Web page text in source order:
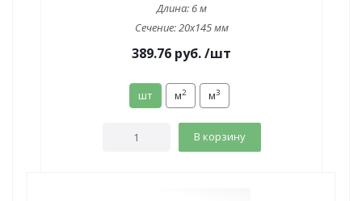
Длина:6 м
Сечение:20x145 мм
389.76 руб./шт
шт м2 м3
В корзину